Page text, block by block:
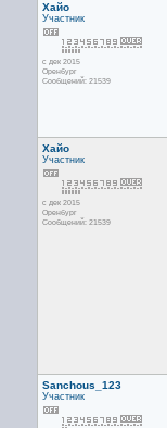
Хайо
Участник
с дек 2015
Оренбург
Сообщений: 21539
Хайо
Участник
с дек 2015
Оренбург
Сообщений: 21539
Sanchous_123
Участник